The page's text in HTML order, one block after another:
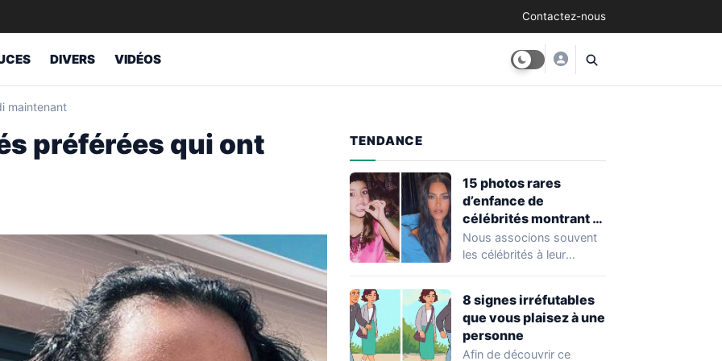
Contactez-nous
DIVERS VIDÉOS
maintenant
préférées qui ont
TENDANCE
15 photos rares
d’enfance de
célébrités montrant à
quel point elles ont
changé au fil du temps
Nous associons souvent
les célébrités à leur
8 signes irréfutables
que vous plaisez à une
personne
Afin de découvrir ce